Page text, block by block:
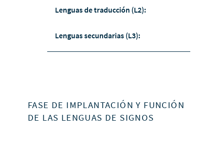
Lenguas de traducción (L2):
Lenguas secundarias (L3):
FASE DE IMPLANTACIÓN Y FUNCIÓN
DE LAS LENGUAS DE SIGNOS